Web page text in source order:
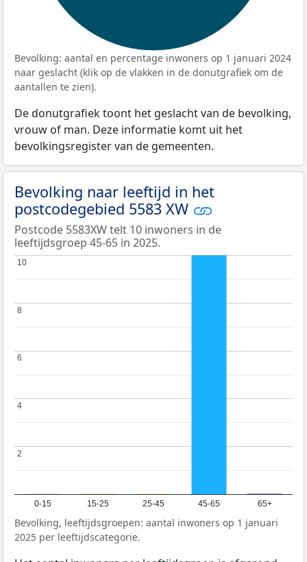
Bevolking: aantal en percentage inwoners op 1 januari 2024
naar geslacht (klik op de vlakken in de donutgrafiek om de
aantallen te zien).
De donutgrafiek toont het geslacht van de bevolking,
vrouw of man. Deze informatie komt uit het
bevolkingsregister van de gemeenten.
Bevolking naar leeftijd in het
postcodegebied 5583 XW
Postcode 5583XW telt 10 inwoners in de
leeftijdsgroep 45-65 in 2025.
0-15 15-25 25-45 45-65 65+
2
2
4
4
6
6
8
8
10
10
Bevolking, leeftijdsgroepen: aantal inwoners op 1 januari
2025 per leeftijdscategorie.